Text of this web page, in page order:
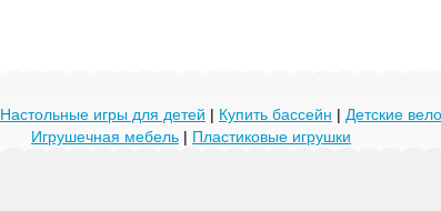
Настольные игры для детей | Купить бассейн | Детские
Игрушечная мебель | Пластиковые игрушки